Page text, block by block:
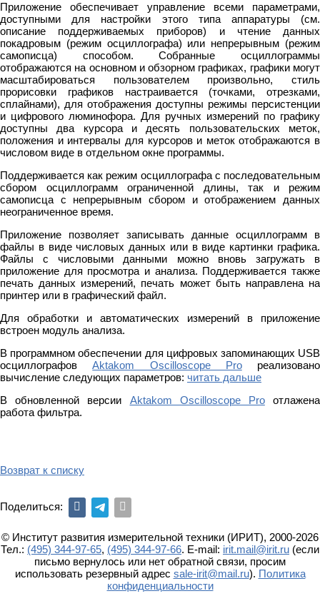
Приложение обеспечивает управление всеми параметрами,
доступными для настройки этого типа аппаратуры (см.
описание поддерживаемых приборов) и чтение данных
покадровым (режим осциллографа) или непрерывным (режим
самописца) способом. Собранные осциллограммы
отображаются на основном и обзорном графиках, графики могут
масштабироваться пользователем произвольно, стиль
прорисовки графиков настраивается (точками, отрезками,
сплайнами), для отображения доступны режимы персистенции
и цифрового люминофора. Для ручных измерений по графику
доступны два курсора и десять пользовательских меток,
положения и интервалы для курсоров и меток отображаются в
числовом виде в отдельном окне программы.
Поддерживается как режим осциллографа с последовательным
сбором осциллограмм ограниченной длины, так и режим
самописца с непрерывным сбором и отображением данных
неограниченное время.
Приложение позволяет записывать данные осциллограмм в
файлы в виде числовых данных или в виде картинки графика.
Файлы с числовыми данными можно вновь загружать в
приложение для просмотра и анализа. Поддерживается также
печать данных измерений, печать может быть направлена на
принтер или в графический файл.
Для обработки и автоматических измерений в приложение
встроен модуль анализа.
В программном обеспечении для цифровых запоминающих USB
осциллографовAktakom Oscilloscope Proреализовано
вычисление следующих параметров: читать дальше
В обновленной версии Aktakom Oscilloscope Proотлажена
работа фильтра.
Возврат к списку
Поделиться:
© Институт развития измерительной техники (ИРИТ), 2000-2026
Тел.: (495) 344-97-65, (495) 344-97-66. E-mail: irit.mail@irit.ru (если
письмо вернулось или нет обратной связи, просим
использовать резервный адрес sale-irit@mail.ru). Политика
конфиденциальности